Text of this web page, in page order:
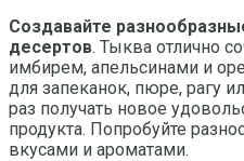
Создавайте
десертов. Тыква отлично
имбирем, апельсинами и
для запеканок, пюре, рагу
раз получать новое
продукта. Попробуйте
вкусами и ароматами.